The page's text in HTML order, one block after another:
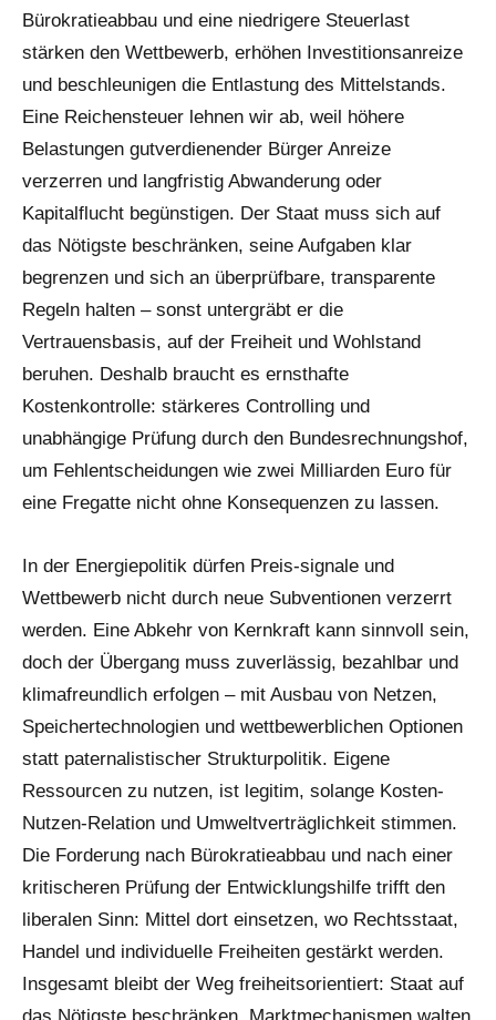
Bürokratieabbau und eine niedrigere Steuerlast
stärken den Wettbewerb, erhöhen Investitionsanreize
und beschleunigen die Entlastung des Mittelstands.
Eine Reichensteuer lehnen wir ab, weil höhere
Belastungen gutverdienender Bürger Anreize
verzerren und langfristig Abwanderung oder
Kapitalflucht begünstigen. Der Staat muss sich auf
das Nötigste beschränken, seine Aufgaben klar
begrenzen und sich an überprüfbare, transparente
Regeln halten – sonst untergräbt er die
Vertrauensbasis, auf der Freiheit und Wohlstand
beruhen. Deshalb braucht es ernsthafte
Kostenkontrolle: stärkeres Controlling und
unabhängige Prüfung durch den Bundesrechnungshof,
um Fehlentscheidungen wie zwei Milliarden Euro für
eine Fregatte nicht ohne Konsequenzen zu lassen.
In der Energiepolitik dürfen Preis-signale und
Wettbewerb nicht durch neue Subventionen verzerrt
werden. Eine Abkehr von Kernkraft kann sinnvoll sein,
doch der Übergang muss zuverlässig, bezahlbar und
klimafreundlich erfolgen – mit Ausbau von Netzen,
Speichertechnologien und wettbewerblichen Optionen
statt paternalistischer Strukturpolitik. Eigene
Ressourcen zu nutzen, ist legitim, solange Kosten-
Nutzen-Relation und Umweltverträglichkeit stimmen.
Die Forderung nach Bürokratieabbau und nach einer
kritischeren Prüfung der Entwicklungshilfe trifft den
liberalen Sinn: Mittel dort einsetzen, wo Rechtsstaat,
Handel und individuelle Freiheiten gestärkt werden.
Insgesamt bleibt der Weg freiheitsorientiert: Staat auf